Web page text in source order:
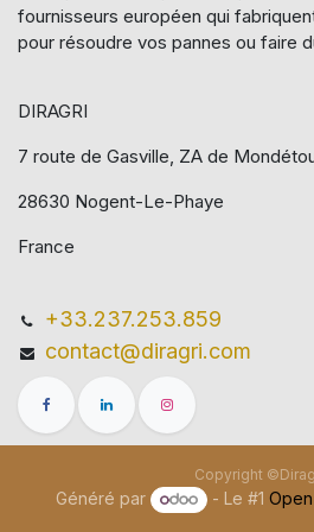
fournisseurs européen qui​
pour résoudre vos pannes ou faire
DIRAGRI
7 route de Gasville, ZA de
28630 Nogent-Le-Phaye
France
+33.237.253.859
contact@diragri.com
Copyright
Généré par - Le #1